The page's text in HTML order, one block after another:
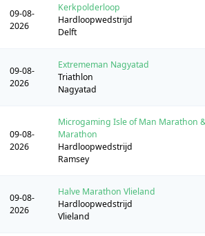
09-08-
2026
Kerkpolderloop
Hardloopwedstrijd
Delft
09-08-
2026
Extrememan Nagyatad
Triathlon
Nagyatad
09-08-
2026
Microgaming Isle of Man Marathon
Marathon
Hardloopwedstrijd
Ramsey
09-08-
2026
Halve Marathon Vlieland
Hardloopwedstrijd
Vlieland